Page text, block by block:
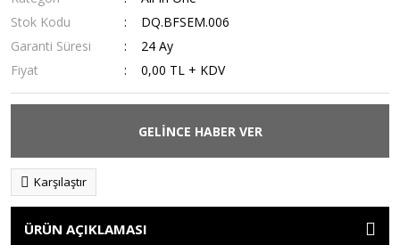
Stok Kodu
DQ.BFSEM.006
Garanti Süresi
24 Ay
Fiyat
0,00 TL + KDV
GELİNCE HABER VER
Karşılaştır
ÜRÜN AÇIKLAMASI